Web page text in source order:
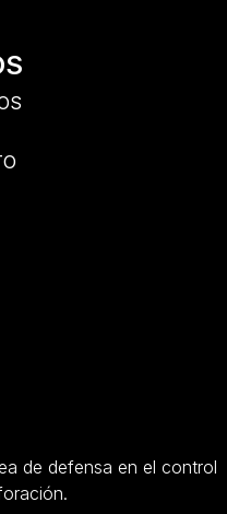
de defensa en el control